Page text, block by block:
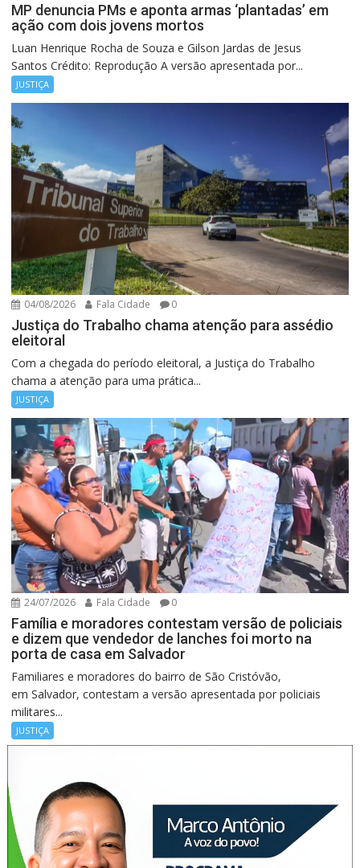
MP denuncia PMs e aponta armas ‘plantadas’ em
ação com dois jovens mortos
Luan Henrique Rocha de Souza e Gilson Jardas de Jesus
Santos Crédito: Reprodução A versão apresentada por...
JUSTIÇA
04/08/2026 Fala Cidade 0
Justiça do Trabalho chama atenção para assédio
eleitoral
Com a chegada do período eleitoral, a Justiça do Trabalho
chama a atenção para uma prática...
JUSTIÇA
24/07/2026 Fala Cidade 0
Família e moradores contestam versão de policiais
e dizem que vendedor de lanches foi morto na
porta de casa em Salvador
Familiares e moradores do bairro de São Cristóvão,
em Salvador, contestam a versão apresentada por policiais
militares...
JUSTIÇA